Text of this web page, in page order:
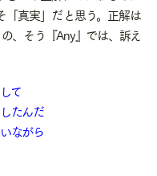
「真実」だと思う。正解は
、そう『Any』では、訴え
て
たんだ
ながら